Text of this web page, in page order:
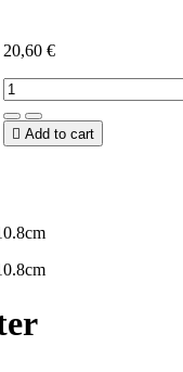
20,60 €
 Add to cart